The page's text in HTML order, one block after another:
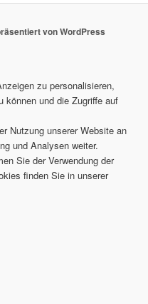
von WordPress
zu personalisieren,
können und die Zugriffe auf
Nutzung unserer Website an
und Analysen weiter.
Sie der Verwendung der
finden Sie in unserer